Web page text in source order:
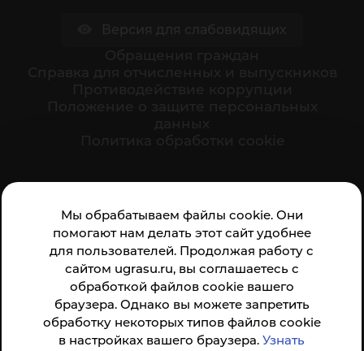
Мы обрабатываем файлы cookie. Они
помогают нам делать этот сайт удобнее
для пользователей. Продолжая работу с
сайтом ugrasu.ru, вы соглашаетесь с
обработкой файлов cookie вашего
браузера. Однако вы можете запретить
обработку некоторых типов файлов cookie
в настройках вашего браузера.Узнать
организации:
Анкета доступна по QR-коду, а так же по прямой
ссылке